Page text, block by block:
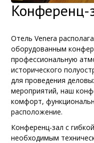
Конференц-
Отель Venera
оборудованным
профессиональную
исторического
для проведения
мероприятий, наш
комфорт,
расположение.
Конференц-зал с
необходимым